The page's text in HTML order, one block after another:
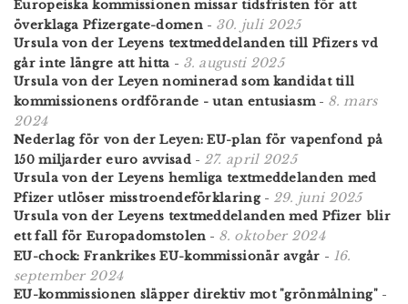
Europeiska kommissionen missar tidsfristen för att
överklaga Pfizergate-domen- 30. juli 2025
Ursula von der Leyens textmeddelanden till Pfizers vd
går inte längre att hitta - 3. augusti 2025
Ursula von der Leyen nominerad som kandidat till
kommissionens ordförande - utan entusiasm- 8. mars
2024
Nederlag för von der Leyen: EU-plan för vapenfond på
150 miljarder euro avvisad- 27. april 2025
Ursula von der Leyens hemliga textmeddelanden med
Pfizer utlöser misstroendeförklaring- 29. juni 2025
Ursula von der Leyens textmeddelanden med Pfizer blir
ett fall för Europadomstolen - 8. oktober 2024
EU-chock: Frankrikes EU-kommissionär avgår - 16.
september 2024
EU-kommissionen släpper direktiv mot "grönmålning" -